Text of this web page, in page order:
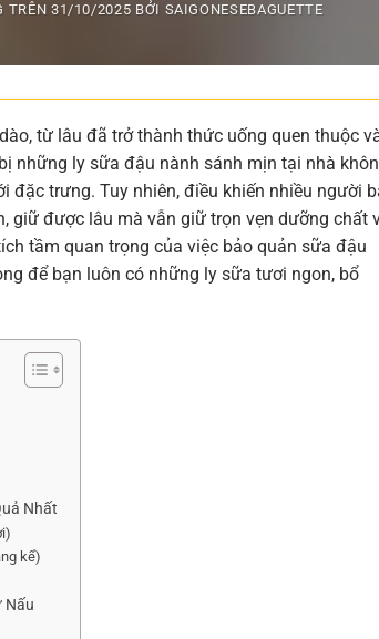
TRÊN 31/10/2025 BỞI SAIGONESEBAGUETTE
từ lâu đã trở thành thức uống quen thuộc
những ly sữa đậu nành sánh mịn tại nhà
trưng. Tuy nhiên, điều khiến nhiều người
giữ được lâu mà vẫn giữ trọn vẹn dưỡng chất
tầm quan trọng của việc bảo quản sữa đậu
để bạn luôn có những ly sữa tươi ngon, bổ
Nhất
kể)
Nấu